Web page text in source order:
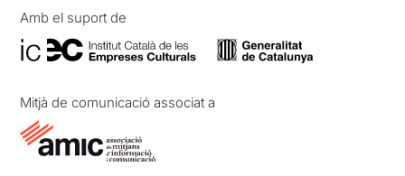
Amb el suport de
Mitjà de comunicació associat a